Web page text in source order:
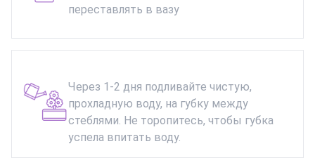
переставлять в вазу
Через 1-2 дня подливайте чистую,
прохладную воду, на губку между
стеблями. Не торопитесь, чтобы губка
успела впитать воду.